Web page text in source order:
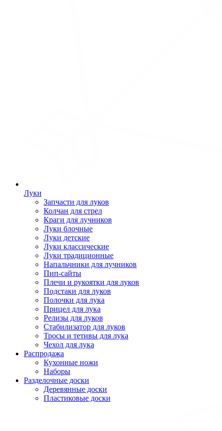
Луки
Запчасти для луков
Колчан для стрел
Краги для лучников
Луки блочные
Луки детские
Луки классические
Луки традиционные
Напальчники для лучников
Пип-сайты
Плечи и рукоятки для луков
Подстаки для луков
Полочки для лука
Прицел для лука
Релизы для луков
Стабилизатор для луков
Тросы и тетивы для лука
Чехол для лука
Распродажа
Кухонные ножи
Наборы
Разделочные доски
Деревянные доски
Пластиковые доски